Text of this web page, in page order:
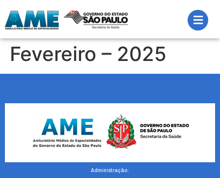
Fevereiro – 2025
Administração: